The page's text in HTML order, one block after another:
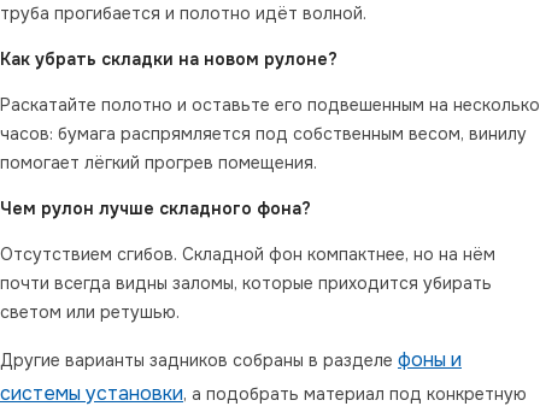
труба прогибается и полотно идёт волной.
Как убрать складки на новом рулоне?
Раскатайте полотно и оставьте его подвешенным на несколько
часов: бумага распрямляется под собственным весом, винилу
помогает лёгкий прогрев помещения.
Чем рулон лучше складного фона?
Отсутствием сгибов. Складной фон компактнее, но на нём
почти всегда видны заломы, которые приходится убирать
светом или ретушью.
Другие варианты задников собраны в разделе фоны и
системы установки, а подобрать материал под конкретную